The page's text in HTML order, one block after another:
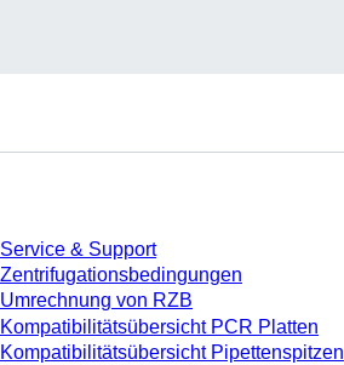
Service & Support
Zentrifugationsbedingungen
Umrechnung von RZB
Kompatibilitätsübersicht PCR Platten
Kompatibilitätsübersicht Pipettenspitzen